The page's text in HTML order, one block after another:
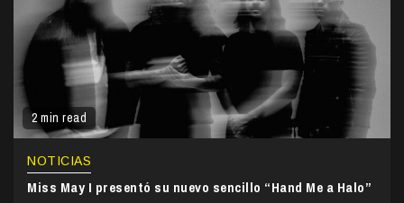
2 min read
NOTICIAS
Miss May I presentó su nuevo sencillo “Hand Me a Halo”